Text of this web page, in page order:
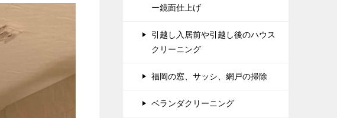
ー鏡面仕上げ
引越し入居前や引越し後のハウス
クリーニング
福岡の窓、サッシ、網戸の掃除
ベランダクリーニング